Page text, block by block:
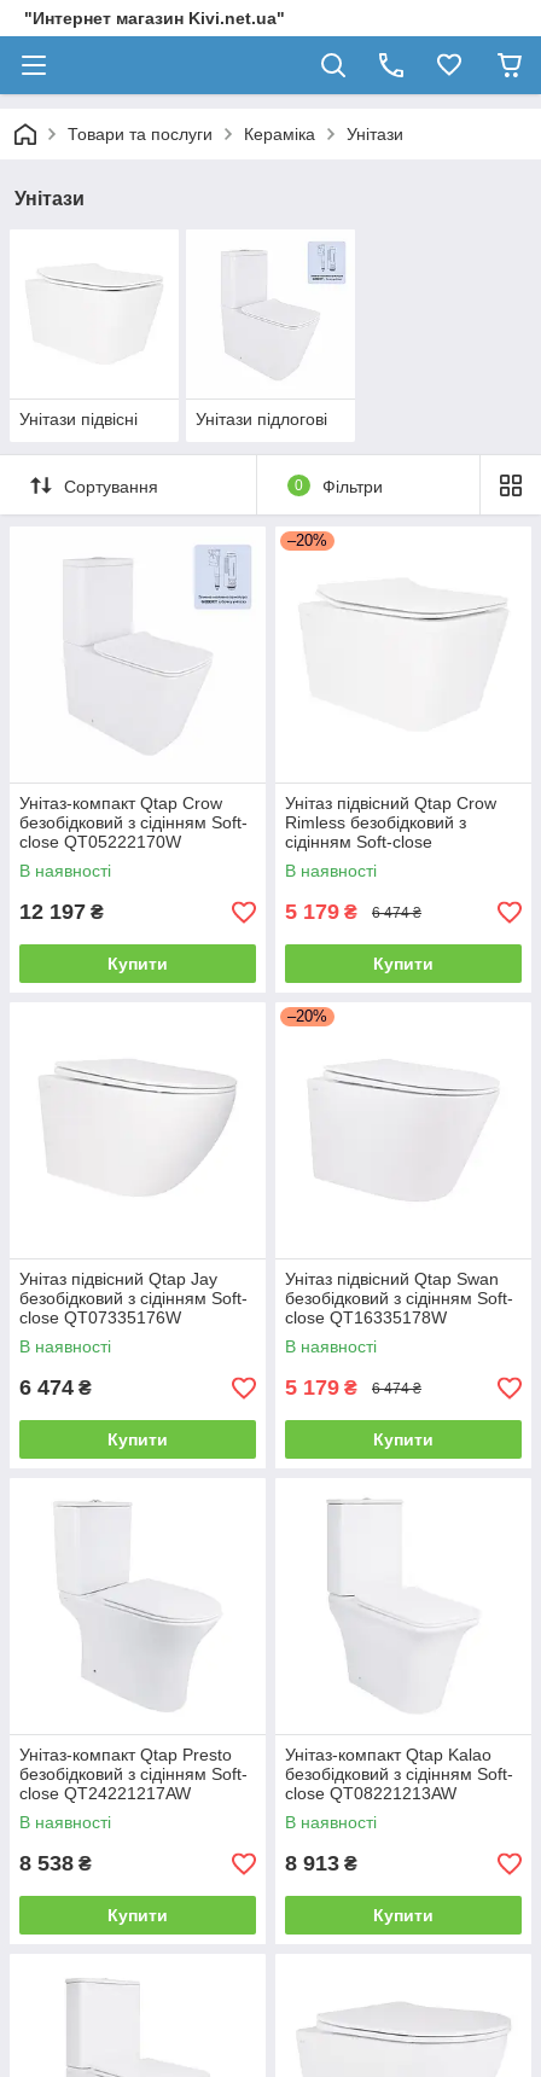
"Интернет магазин Kivi.net.ua"
Товари та послуги Кераміка Унітази
Унітази
Унітази підвісні Унітази підлогові
Сортування 0 Фільтри
Унітаз-компакт Qtap Crow
безобідковий з сідінням Soft-
close QT05222170W
В наявності
12 197 ₴
Купити
–20%
Унітаз підвісний Qtap Crow
Rimless безобідковий з
сідінням Soft-close
QT05335170W
В наявності
5 179 ₴ 6 474 ₴
Купити
Унітаз підвісний Qtap Jay
безобідковий з сідінням Soft-
close QT07335176W
В наявності
6 474 ₴
Купити
–20%
Унітаз підвісний Qtap Swan
безобідковий з сідінням Soft-
close QT16335178W
В наявності
5 179 ₴ 6 474 ₴
Купити
Унітаз-компакт Qtap Presto
безобідковий з сідінням Soft-
close QT24221217AW
В наявності
8 538 ₴
Купити
Унітаз-компакт Qtap Kalao
безобідковий з сідінням Soft-
close QT08221213AW
В наявності
8 913 ₴
Купити